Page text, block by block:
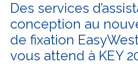
Des services
conception au
de fixation
vous attend à KEY